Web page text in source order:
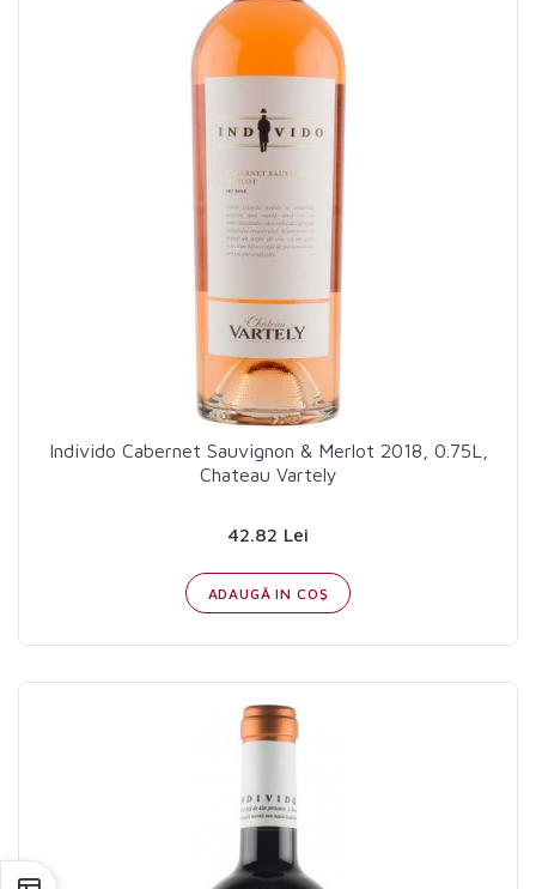
Individo Cabernet Sauvignon & Merlot 2018, 0.75L,
Chateau Vartely
42.82 Lei
ADAUGĂ IN COŞ